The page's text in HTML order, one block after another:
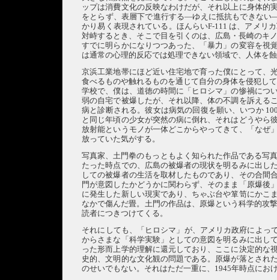
ップは消費文化の反映なわけだが、それ以上に身体的
をとらず、表層下で進行する―ゆえに抵抗もできない
かり易く表現されている。ほんらいF-111 は、アメリ
対峙するとき、そこで目を引くのは、広島・長崎のキ
すでに明らかになりつつあった、「暴力」の変容を視
は通常の心理的反応では処理できない領域で、人体を蝕
京浜工業地帯にほど近い住宅地で育った僕にとって、
食べるものや触れるものを通じて自分の身体を侵犯し
学校で、僕は、道徳の時間に「ヒロシマ」の惨禍につ
弱の自宅で被爆したが、それ以降、体の不調を訴える
病と診断される。彼女は病気の回復を願い、いつか
と同じ年頃の少女が突然の病に倒れ、それはどうやら
放射能というモノが一体どこからやってきて、「なぜ
放っていた気がする。
写真家、土門拳のもっともよく知られた作品である写
たった時点での、広島の被爆者の現状を明るみに出し
しての被爆者の生活を取材したものであり、その合間
門が意図したかどうかに関わらず、そのまま「原爆後
に発生した新しい現実であり、ちゃぶ台や箪笥にかこ
なかで傷んだ畳。土門の作品は、原爆という科学的攻
読者につきつけてくる。
それにしても、「ヒロシマ」が、アメリカ政府によっ
からさまな「科学実験」としての意図を明るみに出し
った形而上学的理解に還元しており、ここに決定的な
史的、文明的な文化観の問題である。原爆が落とされ
のせいでもない。それはただ一重に、1945年時点にお